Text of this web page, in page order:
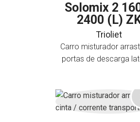
Solomix 2
2400 (L)
Trioliet
Carro misturador
portas de descarga